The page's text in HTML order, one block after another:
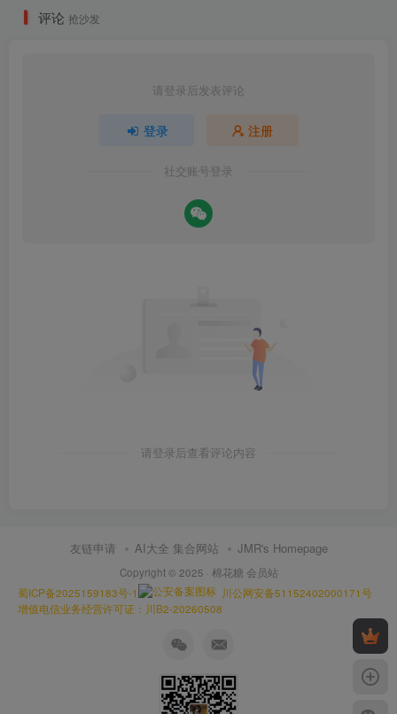
评论 抢沙发
请登录后发表评论
登录 注册
社交账号登录
请登录后查看评论内容
友链申请 AI大全 集合网站 JMR's Homepage
Copyright © 2025 · 棉花糖 会员站
蜀ICP备2025159183号-1
川公网安备51152402000171号
增值电信业务经营许可证：川B2-20260508